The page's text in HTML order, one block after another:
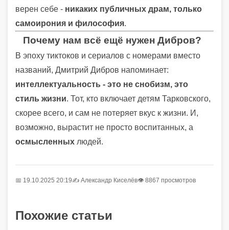
верен себе - никаких публичных драм, только
самоирония и философия.
Почему нам всё ещё нужен Дибров?
В эпоху тиктоков и сериалов с номерами вместо
названий, Дмитрий Дибров напоминает:
интеллектуальность - это не снобизм, это
стиль жизни. Тот, кто включает детям Тарковского,
скорее всего, и сам не потеряет вкус к жизни. И,
возможно, вырастит не просто воспитанных, а
осмысленных людей.
📅 19.10.2025 20:19✍️ Александр Киселёв👁 8867 просмотров
Похожие статьи